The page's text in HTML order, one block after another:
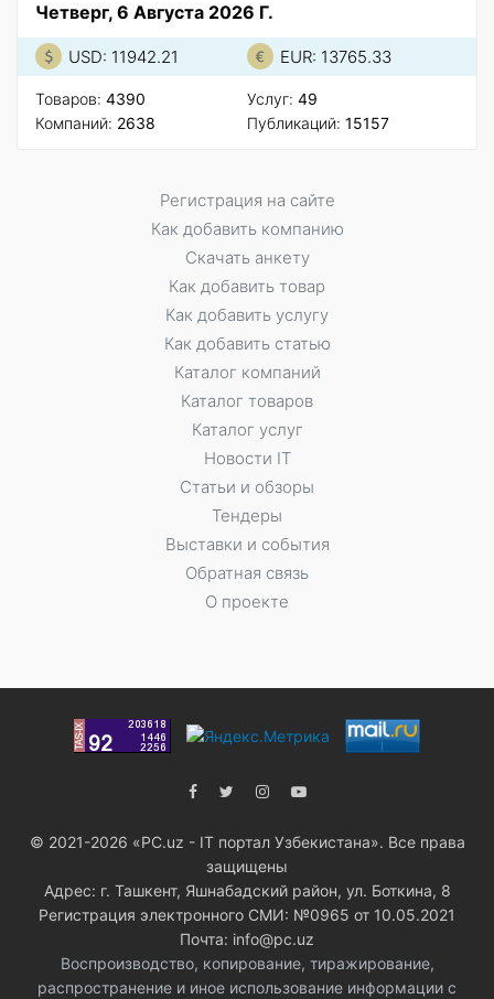
Четверг, 6 Августа 2026 Г.
USD: 11942.21 EUR: 13765.33
Товаров: 4390
Компаний: 2638
Услуг: 49
Публикаций: 15157
Регистрация на сайте
Как добавить компанию
Скачать анкету
Как добавить товар
Как добавить услугу
Как добавить статью
Каталог компаний
Каталог товаров
Каталог услуг
Новости IT
Статьи и обзоры
Тендеры
Выставки и события
Обратная связь
О проекте
© 2021-2026 «PC.uz - IT портал Узбекистана». Все права
защищены
Адрес: г. Ташкент, Яшнабадский район, ул. Боткина, 8
Регистрация электронного СМИ: №0965 от 10.05.2021
Почта: info@pc.uz
Воспроизводство, копирование, тиражирование,
распространение и иное использование информации с